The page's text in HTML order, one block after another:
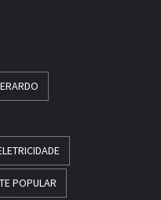
POPULAR